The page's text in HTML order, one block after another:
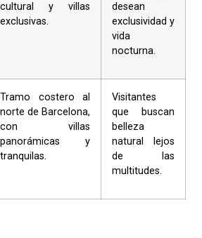
cultural y villas
exclusivas.
desean
exclusividad y
vida
nocturna.
Tramo costero al
norte de Barcelona,
con villas
panorámicas y
tranquilas.
Visitantes
que buscan
belleza
natural lejos
de las
multitudes.